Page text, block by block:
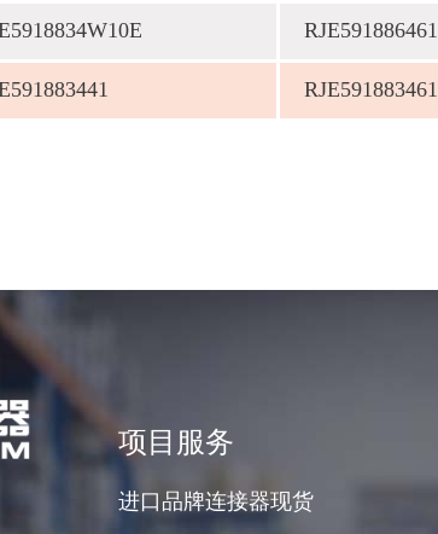
RJE591886461
RJE591883461
项目服务
进口品牌连接器现货